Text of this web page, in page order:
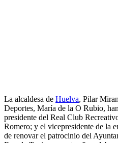
La alcaldesa de Huelva, Pilar
Deportes, María de la O Rubio,
presidente del Real Club
Romero; y el vicepresidente de la
de renovar el patrocinio del